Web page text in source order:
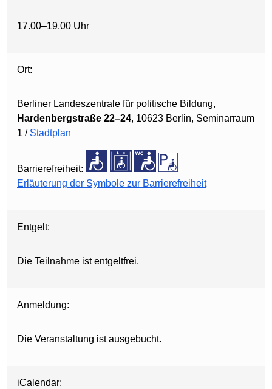
17.00–19.00 Uhr
Ort:
Berliner Landeszentrale für politische Bildung,
Hardenbergstraße 22–24, 10623 Berlin, Seminarraum
1 / Stadtplan
Barrierefreiheit:
Erläuterung der Symbole zur Barrierefreiheit
Entgelt:
Die Teilnahme ist entgeltfrei.
Anmeldung:
Die Veranstaltung ist ausgebucht.
iCalendar: